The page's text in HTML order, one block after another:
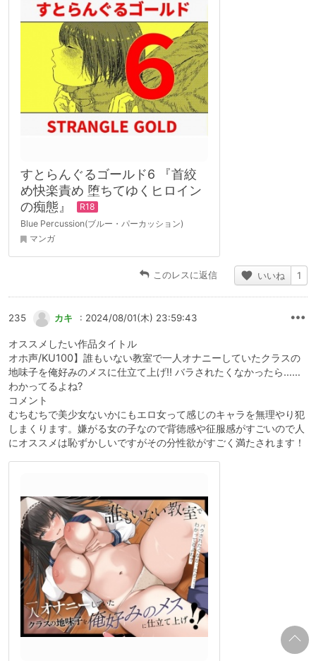
すとらんぐるゴールド6 『首絞
め快楽責め 堕ちてゆくヒロイン
の痴態』
Blue Percussion(ブルー・パーカッション)
マンガ
このレスに返信 いいね 1
235 カキ : 2024/08/01(木) 23:59:43
オススメしたい作品タイトル
オホ声/KU100】誰もいない教室で一人オナニーしていたクラスの
地味子を俺好みのメスに仕立て上げ!! バラされたくなかったら……
わかってるよね?
コメント
むちむちで美少女ないかにもエロ女って感じのキャラを無理やり犯
しまくります。嫌がる女の子なので背徳感や征服感がすごいので人
にオススメは恥ずかしいですがその分性欲がすごく満たされます！